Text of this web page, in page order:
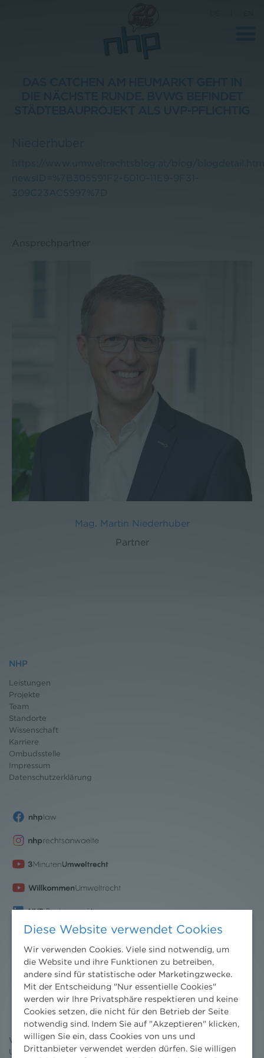
Pressebereich
newsID=%7B305591F2-6010-11E9-9F31-
309C23AC5997%7D
Ansprechpartner
Mag. Martin Niederhuber
Partner
NHP
Leistungen
Projekte
Team
Standorte
Wissenschaft
Karriere
Ombudsstelle
Impressum
Datenschutzerklärung
Nachrichten
News aktuell
Newsletter
3 Minuten Umweltrecht
Willkommen Umweltrecht
Umweltrechtsblog
Diese Website verwendet Cookies
Wir verwenden Cookies. Viele sind notwendig, um
die Website und ihre Funktionen zu betreiben,
andere sind für statistische oder Marketingzwecke.
Mit der Entscheidung "Nur essentielle Cookies"
werden wir Ihre Privatsphäre respektieren und keine
Cookies setzen, die nicht für den Betrieb der Seite
notwendig sind. Indem Sie auf "Akzeptieren" klicken,
willigen Sie ein, dass Cookies von uns und
Drittanbieter verwendet werden dürfen. Sie willigen